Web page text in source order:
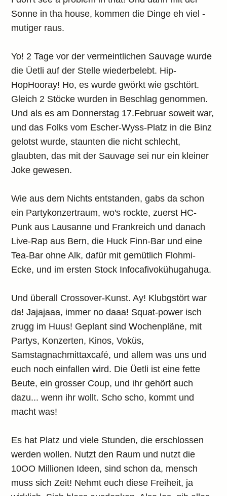
Sonne in tha house, kommen die Dinge eh viel -
mutiger raus.
Yo! 2 Tage vor der vermeintlichen Sauvage wurde
die Üetli auf der Stelle wiederbelebt. Hip-
HopHooray! Ho, es wurde gwörkt wie gschtört.
Gleich 2 Stöcke wurden in Beschlag genommen.
Und als es am Donnerstag 17.Februar soweit war,
und das Folks vom Escher-Wyss-Platz in die Binz
gelotst wurde, staunten die nicht schlecht,
glaubten, das mit der Sauvage sei nur ein kleiner
Joke gewesen.
Wie aus dem Nichts entstanden, gabs da schon
ein Partykonzertraum, wo's rockte, zuerst HC-
Punk aus Lausanne und Frankreich und danach
Live-Rap aus Bern, die Huck Finn-Bar und eine
Tea-Bar ohne Alk, dafür mit gemütlich Flohmi-
Ecke, und im ersten Stock Infocafivokühugahuga.
Und überall Crossover-Kunst. Ay! Klubgstört war
da! Jajajaaa, immer no daaa! Squat-power isch
zrugg im Huus! Geplant sind Wochenpläne, mit
Partys, Konzerten, Kinos, Voküs,
Samstagnachmittaxcafé, und allem was uns und
euch noch einfallen wird. Die Üetli ist eine fette
Beute, ein grosser Coup, und ihr gehört auch
dazu... wenn ihr wollt. Scho scho, kommt und
macht was!
Es hat Platz und viele Stunden, die erschlossen
werden wollen. Nutzt den Raum und nutzt die
10OO Millionen Ideen, sind schon da, mensch
muss sich Zeit! Nehmt euch diese Freiheit, ja